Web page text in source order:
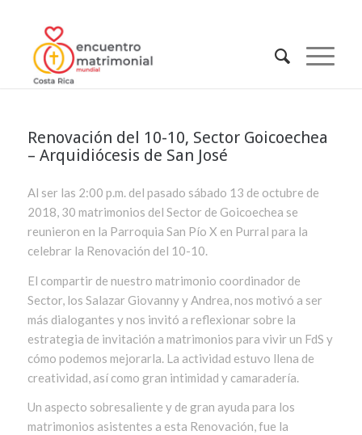
Renovación del 10-10, Sector Goicoechea
– Arquidiócesis de San José
Al ser las 2:00 p.m. del pasado sábado 13 de octubre de
2018, 30 matrimonios del Sector de Goicoechea se
reunieron en la Parroquia San Pío X en Purral para la
celebrar la Renovación del 10-10.
El compartir de nuestro matrimonio coordinador de
Sector, los Salazar Giovanny y Andrea, nos motivó a ser
más dialogantes y nos invitó a reflexionar sobre la
estrategia de invitación a matrimonios para vivir un FdS y
cómo podemos mejorarla. La actividad estuvo llena de
creatividad, así como gran intimidad y camaradería.
Un aspecto sobresaliente y de gran ayuda para los
matrimonios asistentes a esta Renovación, fue la